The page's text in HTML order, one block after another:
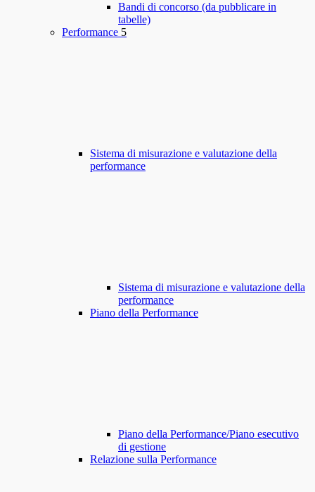
Bandi di concorso (da pubblicare in
tabelle)
Performance 5
Sistema di misurazione e valutazione della
performance
Sistema di misurazione e valutazione della
performance
Piano della Performance
Piano della Performance/Piano esecutivo
di gestione
Relazione sulla Performance